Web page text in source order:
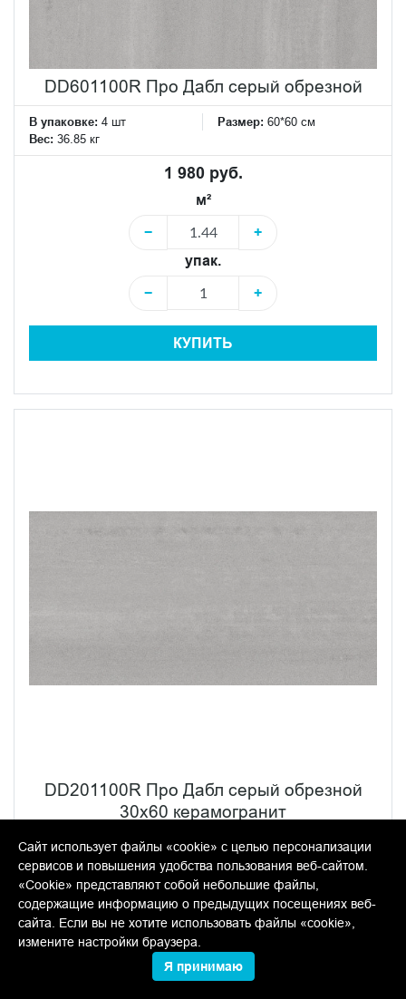
DD601100R Про Дабл серый обрезной
В упаковке: 4 шт Размер: 60*60 см
Вес: 36.85 кг
1 980 руб.
м²
−
+
упак.
−
+
КУПИТЬ
DD201100R Про Дабл серый обрезной
30x60 керамогранит
В упаковке:8 шт Размер:60*30 см
Вес:31.94 кг
Товар снят с производства. По наличию в остатках
уточняйте у менеджеров.
НАСТЕННАЯ ПЛИТКА
Сайт использует файлы «cookie» с целью персонализации
сервисов и повышения удобства пользования веб-сайтом.
«Cookie» представляют собой небольшие файлы,
содержащие информацию о предыдущих посещениях веб-
сайта. Если вы не хотите использовать файлы «cookie»,
измените настройки браузера.
Я принимаю